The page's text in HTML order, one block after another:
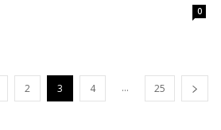
0
2 3 4 ... 25